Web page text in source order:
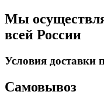
Мы
всей России
Условия доставки
Самовывоз